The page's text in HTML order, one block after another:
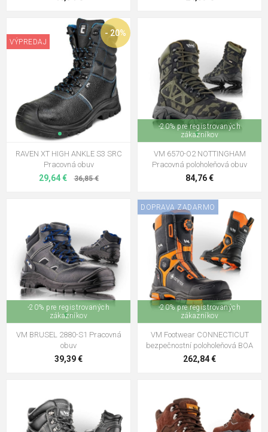
- 20%
VÝPREDAJ
RAVEN XT HIGH ANKLE S3 SRC
Pracovná obuv
29,64 € 36,85 €
-20% pre registrovaných
zákazníkov
VM 6570-O2 NOTTINGHAM
Pracovná poloholeňová obuv
84,76 €
-20% pre registrovaných
zákazníkov
VM BRUSEL 2880-S1 Pracovná
obuv
39,39 €
DOPRAVA ZADARMO
-20% pre registrovaných
zákazníkov
VM Footwear CONNECTICUT
bezpečnostní poloholeňová BOA
262,84 €